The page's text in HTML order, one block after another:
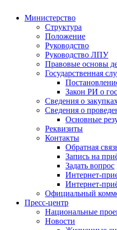
Министерство
Структура
Положение
Руководство
Руководство ЛПУ
Правовые основы
Государственная
Закон РИ о
Сведения о
Сведения о
Основные
Реквизиты
Контакты
Обратная
Запись на
Задать вопрос
Интернет-
Интернет-
Официальный
Пресс-центр
Национальные
Новости